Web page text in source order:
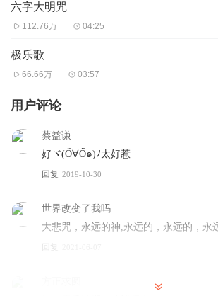
六字大明咒
112.76万 04:25
极乐歌
66.66万 03:57
用户评论
蔡益谦
好ヾ(Ő∀Ő๑)ﾉ太好惹
回复 2019-10-30
世界改变了我吗
大悲咒，永远的神,永远的，永远的，永
回复